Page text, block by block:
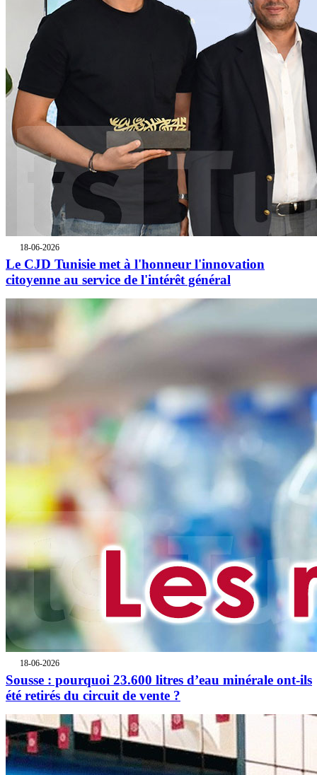
18-06-2026
Le CJD Tunisie met à l'honneur l'innovation
citoyenne au service de l'intérêt général
18-06-2026
Sousse : pourquoi 23.600 litres d’eau minérale ont-ils
été retirés du circuit de vente ?